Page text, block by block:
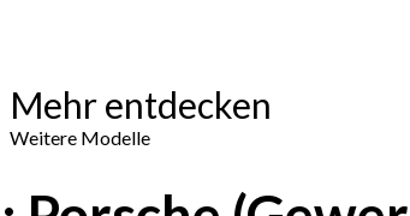
Mehr entdecken
Weitere Modelle